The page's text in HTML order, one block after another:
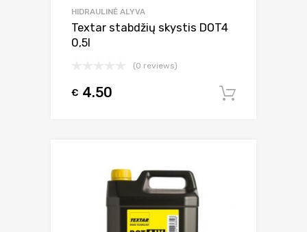
HIDRAULINĖ ALYVA
Textar stabdžių skystis DOT4
0,5l
(0 reviews)
€ 4.50